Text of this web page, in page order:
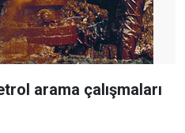
arama çalışmaları